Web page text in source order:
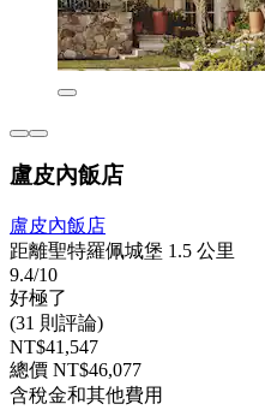
盧皮內飯店
盧皮內飯店
距離聖特羅佩城堡 1.5 公里
9.4/10
好極了
(31 則評論)
NT$41,547
總價 NT$46,077
含稅金和其他費用